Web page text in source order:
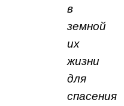
в
земной
их
жизни
для
спасения